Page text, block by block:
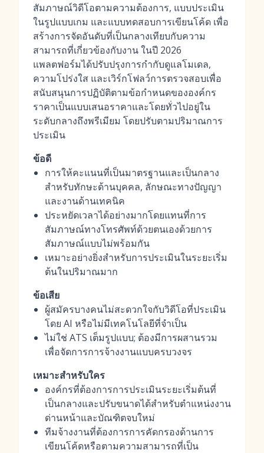
สัมภาษณ์วิดีโอตามความต้องการ, แบบประเมิน
ในรูปแบบเกม และแบบทดสอบการเขียนโค้ด เพื่อ
สร้างการจัดอันดับที่เป็นกลางเทียบกับความ
สามารถที่เกี่ยวข้องกับงาน ในปี 2026
แพลตฟอร์มได้ปรับปรุงการกำกับดูแลโมเดล,
ความโปร่งใส และเวิร์กโฟลว์การตรวจสอบเพื่อ
สนับสนุนการปฏิบัติตามข้อกำหนดขององค์กร
ราคาเป็นแบบเสนอราคาและโดยทั่วไปอยู่ใน
ระดับกลางถึงพรีเมียม โดยปรับตามปริมาณการ
ประเมิน
ข้อดี
การให้คะแนนที่เป็นมาตรฐานและเป็นกลาง
สำหรับทักษะด้านบุคคล, ลักษณะทางปัญญา
และงานด้านเทคนิค
ประหยัดเวลาได้อย่างมากโดยแทนที่การ
สัมภาษณ์ทางโทรศัพท์ด้วยตนเองด้วยการ
สัมภาษณ์แบบไม่พร้อมกัน
เหมาะอย่างยิ่งสำหรับการประเมินในระยะเริ่ม
ต้นในปริมาณมาก
ข้อเสีย
ผู้สมัครบางคนไม่สะดวกใจกับวิดีโอที่ประเมิน
โดย AI หรือไม่มีเทคโนโลยีที่จำเป็น
ไม่ใช่ ATS เต็มรูปแบบ; ต้องมีการผสานรวม
เพื่อจัดการการจ้างงานแบบครบวงจร
เหมาะสำหรับใคร
องค์กรที่ต้องการการประเมินระยะเริ่มต้นที่
เป็นกลางและปรับขนาดได้สำหรับตำแหน่งงาน
ด่านหน้าและบัณฑิตจบใหม่
ทีมจ้างงานที่ต้องการการคัดกรองด้านการ
เขียนโค้ดหรือตามความสามารถที่เป็น